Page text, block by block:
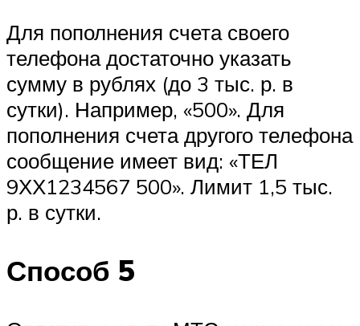
Для пополнения счета своего
телефона достаточно указать
сумму в рублях (до 3 тыс. р. в
сутки). Например, «500». Для
пополнения счета другого телефона
сообщение имеет вид: «ТЕЛ
9ХХ1234567 500». Лимит 1,5 тыс.
р. в сутки.
Способ 5